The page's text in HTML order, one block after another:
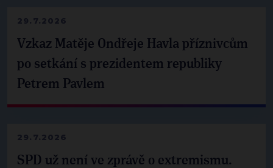
29.7.2026
Vzkaz Matěje Ondřeje Havla příznivcům
po setkání s prezidentem republiky
Petrem Pavlem
29.7.2026
SPD už není ve zprávě o extremismu.